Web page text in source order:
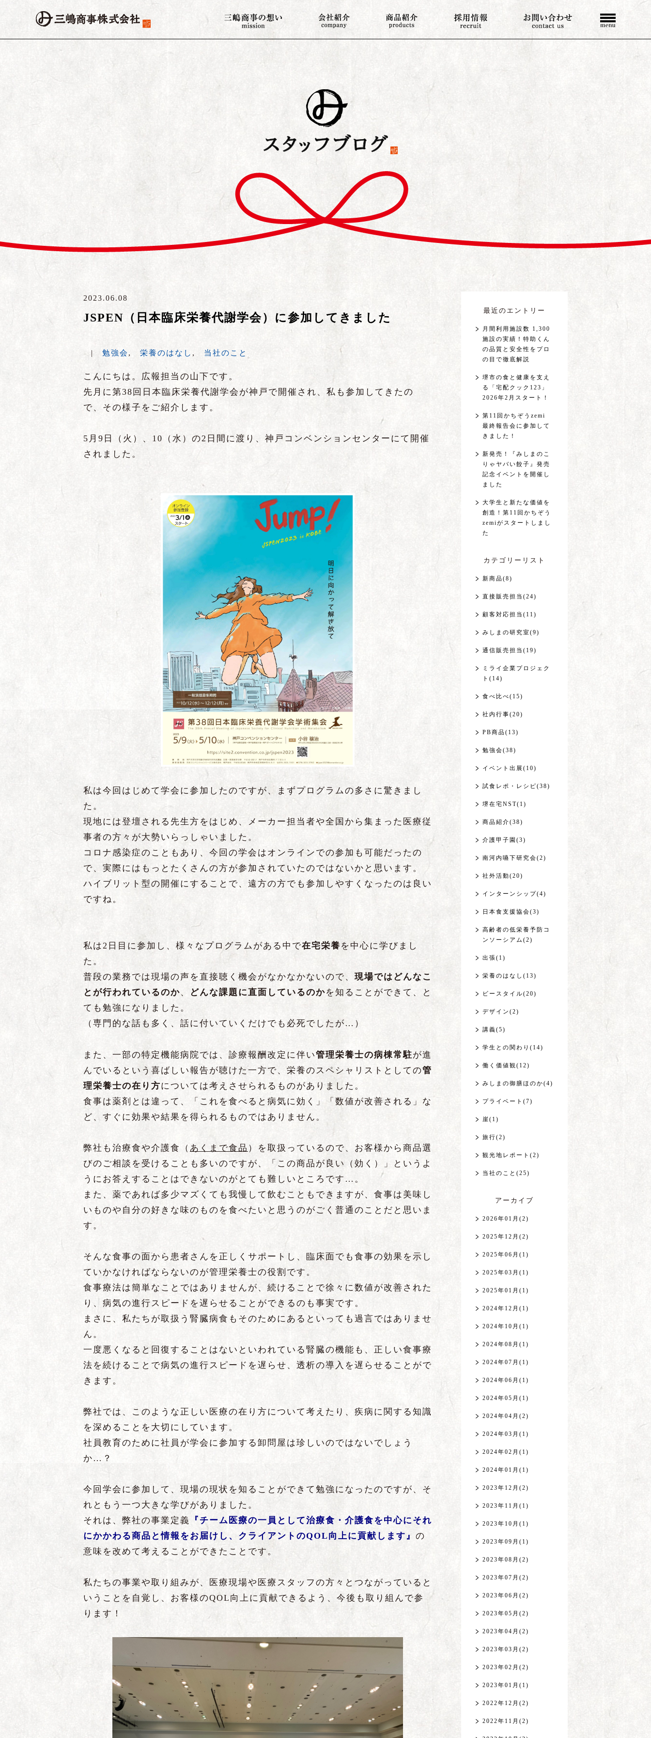
2023.06.08
JSPEN（日本臨床栄養代謝学会）に参加してきました
| 勉強会, 栄養のはなし , 当社のこと
こんにちは。広報担当の山下です。
先月に第38回日本臨床栄養代謝学会が神戸で開催され、私も参加してきたの
で、その様子をご紹介します。
5月9日（火）、10（水）の2日間に渡り、神戸コンベンションセンターにて開催
されました。
私は今回はじめて学会に参加したのですが、まずプログラムの多さに驚きまし
た。
現地には登壇される先生方をはじめ、メーカー担当者や全国から集まった医療従
事者の方々が大勢いらっしゃいました。
コロナ感染症のこともあり、今回の学会はオンラインでの参加も可能だったの
で、実際にはもっとたくさんの方が参加されていたのではないかと思います。
ハイブリット型の開催にすることで、遠方の方でも参加しやすくなったのは良い
ですね。
私は2日目に参加し、様々なプログラムがある中で在宅栄養を中心に学びまし
た。
普段の業務では現場の声を直接聴く機会がなかなかないので、 現場ではどんなこ
とが行われているのか、 どんな課題に直面しているのかを知ることができて、と
ても勉強になりました。
（専門的な話も多く、話に付いていくだけでも必死でしたが…）
また、一部の特定機能病院では、診療報酬改定に伴い管理栄養士の病棟常駐が進
んでいるという喜ばしい報告が聴けた一方で、栄養のスペシャリストとしての管
理栄養士の在り方については考えさせられるものがありました。
食事は薬剤とは違って、「これを食べると病気に効く」「数値が改善される」な
ど、すぐに効果や結果を得られるものではありません。
弊社も治療食や介護食（ あくまで食品 ）を取扱っているので、お客様から商品選
びのご相談を受けることも多いのですが、「この商品が良い（効く）」というよ
うにお答えすることはできないのがとても難しいところです…。
また、薬であれば多少マズくても我慢して飲むこともできますが、食事は美味し
いものや自分の好きな味のものを食べたいと思うのがごく普通のことだと思いま
す。
そんな食事の面から患者さんを正しくサポートし、臨床面でも食事の効果を示し
ていかなければならないのが管理栄養士の役割です。
食事療法は簡単なことではありませんが、続けることで徐々に数値が改善された
り、病気の進行スピードを遅らせることができるのも事実です。
まさに、私たちが取扱う腎臓病食もそのためにあるといっても過言ではありませ
ん。
一度悪くなると回復することはないといわれている腎臓の機能も、正しい食事療
法を続けることで病気の進行スピードを遅らせ、透析の導入を遅らせることがで
きます。
弊社では、このような正しい医療の在り方について考えたり、疾病に関する知識
を深めることを大切にしています。
社員教育のために社員が学会に参加する卸問屋は珍しいのではないでしょう
か…？
今回学会に参加して、現場の現状を知ることができて勉強になったのですが、そ
れともう一つ大きな学びがありました。
それは、弊社の事業定義
『チーム医療の一員として治療食・介護食を中心にそれ
にかかわる商品と情報をお届けし、クライアントのQOL向上に貢献します』 の
意味を改めて考えることができたことです。
私たちの事業や取り組みが、医療現場や医療スタッフの方々とつながっていると
いうことを自覚し、お客様のQOL向上に貢献できるよう、今後も取り組んで参
ります！
最近のエントリー
月間利用施設数 1,300
施設の実績！特助くん
の品質と安全性をプロ
の目で徹底解説
堺市の食と健康を支え
る「宅配クック123」
2026年2月スタート！
第11回かちぞうzemi
最終報告会に参加して
きました！
新発売！『みしまのこ
りゃヤバい餃子』発売
記念イベントを開催し
ました
大学生と新たな価値を
創造！第11回かちぞう
zemiがスタートしまし
た
カテゴリーリスト
新商品(8)
直接販売担当(24)
顧客対応担当(11)
みしまの研究室(9)
通信販売担当(19)
ミライ企業プロジェク
ト(14)
食べ比べ(15)
社内行事(20)
PB商品(13)
勉強会(38)
イベント出展(10)
試食レポ・レシピ(38)
堺在宅NST(1)
商品紹介(38)
介護甲子園(3)
南河内嚥下研究会(2)
社外活動(20)
インターンシップ(4)
日本食支援協会(3)
高齢者の低栄養予防コ
ンソーシアム(2)
出張(1)
栄養のはなし(13)
ビースタイル(20)
デザイン(2)
講義(5)
学生との関わり(14)
働く価値観(12)
みしまの御膳ほのか(4)
プライベート(7)
崖(1)
旅行(2)
観光地レポート(2)
当社のこと(25)
アーカイブ
2026年01月(2)
2025年12月(2)
2025年06月(1)
2025年03月(1)
2025年01月(1)
2024年12月(1)
2024年10月(1)
2024年08月(1)
2024年07月(1)
2024年06月(1)
2024年05月(1)
2024年04月(2)
2024年03月(1)
2024年02月(1)
2024年01月(1)
2023年12月(2)
2023年11月(1)
2023年10月(1)
2023年09月(1)
2023年08月(2)
2023年07月(2)
2023年06月(2)
2023年05月(2)
2023年04月(2)
2023年03月(2)
2023年02月(2)
2023年01月(1)
2022年12月(2)
2022年11月(2)